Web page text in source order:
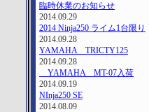
臨時休業のお知らせ
2014.09.29
2014 Ninja250 ライム1台限り
2014.09.28
YAMAHA TRICTY125
2014.09.28
YAMAHA MT-07入荷
2014.09.19
NInja250 SE
2014.08.09